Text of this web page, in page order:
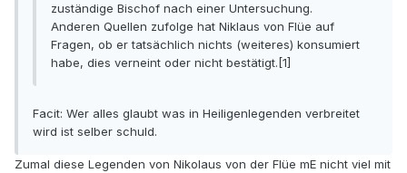
zuständige Bischof nach einer Untersuchung.
Anderen Quellen zufolge hat Niklaus von Flüe auf
Fragen, ob er tatsächlich nichts (weiteres) konsumiert
habe, dies verneint oder nicht bestätigt.[1]
Facit: Wer alles glaubt was in Heiligenlegenden verbreitet
wird ist selber schuld.
Zumal diese Legenden von Nikolaus von der Flüe mE nicht viel mit